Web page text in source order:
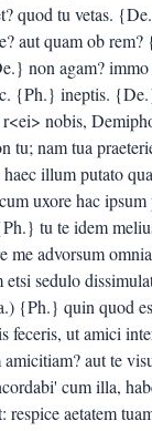
quod tu vetas.
aut quam ob
non agam? immo
{Ph.} ineptis.
nobis,
tu; nam tua
illum putato
uxore hac
tu te idem
me advorsum
etsi sedulo
{Ph.} quin quod
feceris, ut amici
amicitiam? aut te
cum illa,
respice aetatem